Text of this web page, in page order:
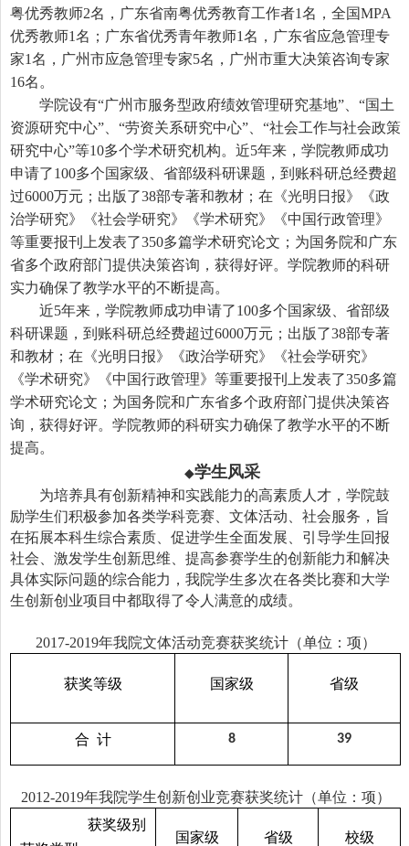
粤优秀教师2名，广东省南粤优秀教育工作者1名，全国MPA
优秀教师1名；广东省优秀青年教师1名，广东省应急管理专
家1名，广州市应急管理专家5名，广州市重大决策咨询专家
16名。
学院设有“广州市服务型政府绩效管理研究基地”、“国土
资源研究中心”、“劳资关系研究中心”、“社会工作与社会政策
研究中心”等10多个学术研究机构。近5年来，学院教师成功
申请了100多个国家级、省部级科研课题，到账科研总经费超
过6000万元；出版了38部专著和教材；在《光明日报》《政
治学研究》《社会学研究》《学术研究》《中国行政管理》
等重要报刊上发表了350多篇学术研究论文；为国务院和广东
省多个政府部门提供决策咨询，获得好评。学院教师的科研
实力确保了教学水平的不断提高。
近5年来，学院教师成功申请了100多个国家级、省部级
科研课题，到账科研总经费超过6000万元；出版了38部专著
和教材；在《光明日报》《政治学研究》《社会学研究》
《学术研究》《中国行政管理》等重要报刊上发表了350多篇
学术研究论文；为国务院和广东省多个政府部门提供决策咨
询，获得好评。学院教师的科研实力确保了教学水平的不断
提高。
◆学生风采
为培养具有创新精神和实践能力的高素质人才，学院鼓
励学生们积极参加各类学科竞赛、文体活动、社会服务，旨
在拓展本科生综合素质、促进学生全面发展、引导学生回报
社会、激发学生创新思维、提高参赛学生的创新能力和解决
具体实际问题的综合能力，我院学生多次在各类比赛和大学
生创新创业项目中都取得了令人满意的成绩。
2017-2019年我院文体活动竞赛获奖统计（单位：项）
获奖等级 国家级 省级
合 计 8 39
2012-2019年我院学生创新创业竞赛获奖统计（单位：项）
获奖级别
国家级 省级 校级